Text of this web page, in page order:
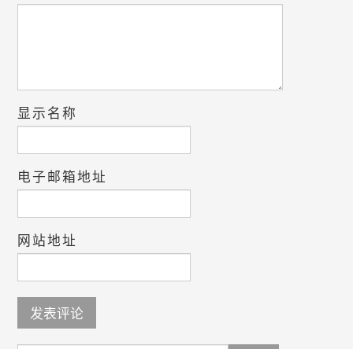
显示名称
电子邮箱地址
网站地址